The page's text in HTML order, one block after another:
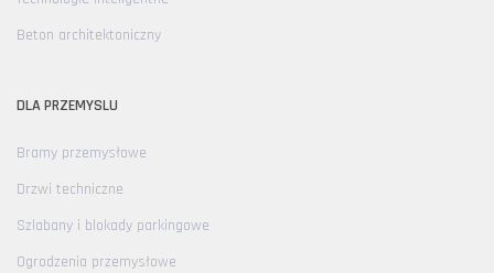
Beton architektoniczny
DLA PRZEMYSLU
Bramy przemysłowe
Drzwi techniczne
Szlabany i blokady parkingowe
Ogrodzenia przemysłowe